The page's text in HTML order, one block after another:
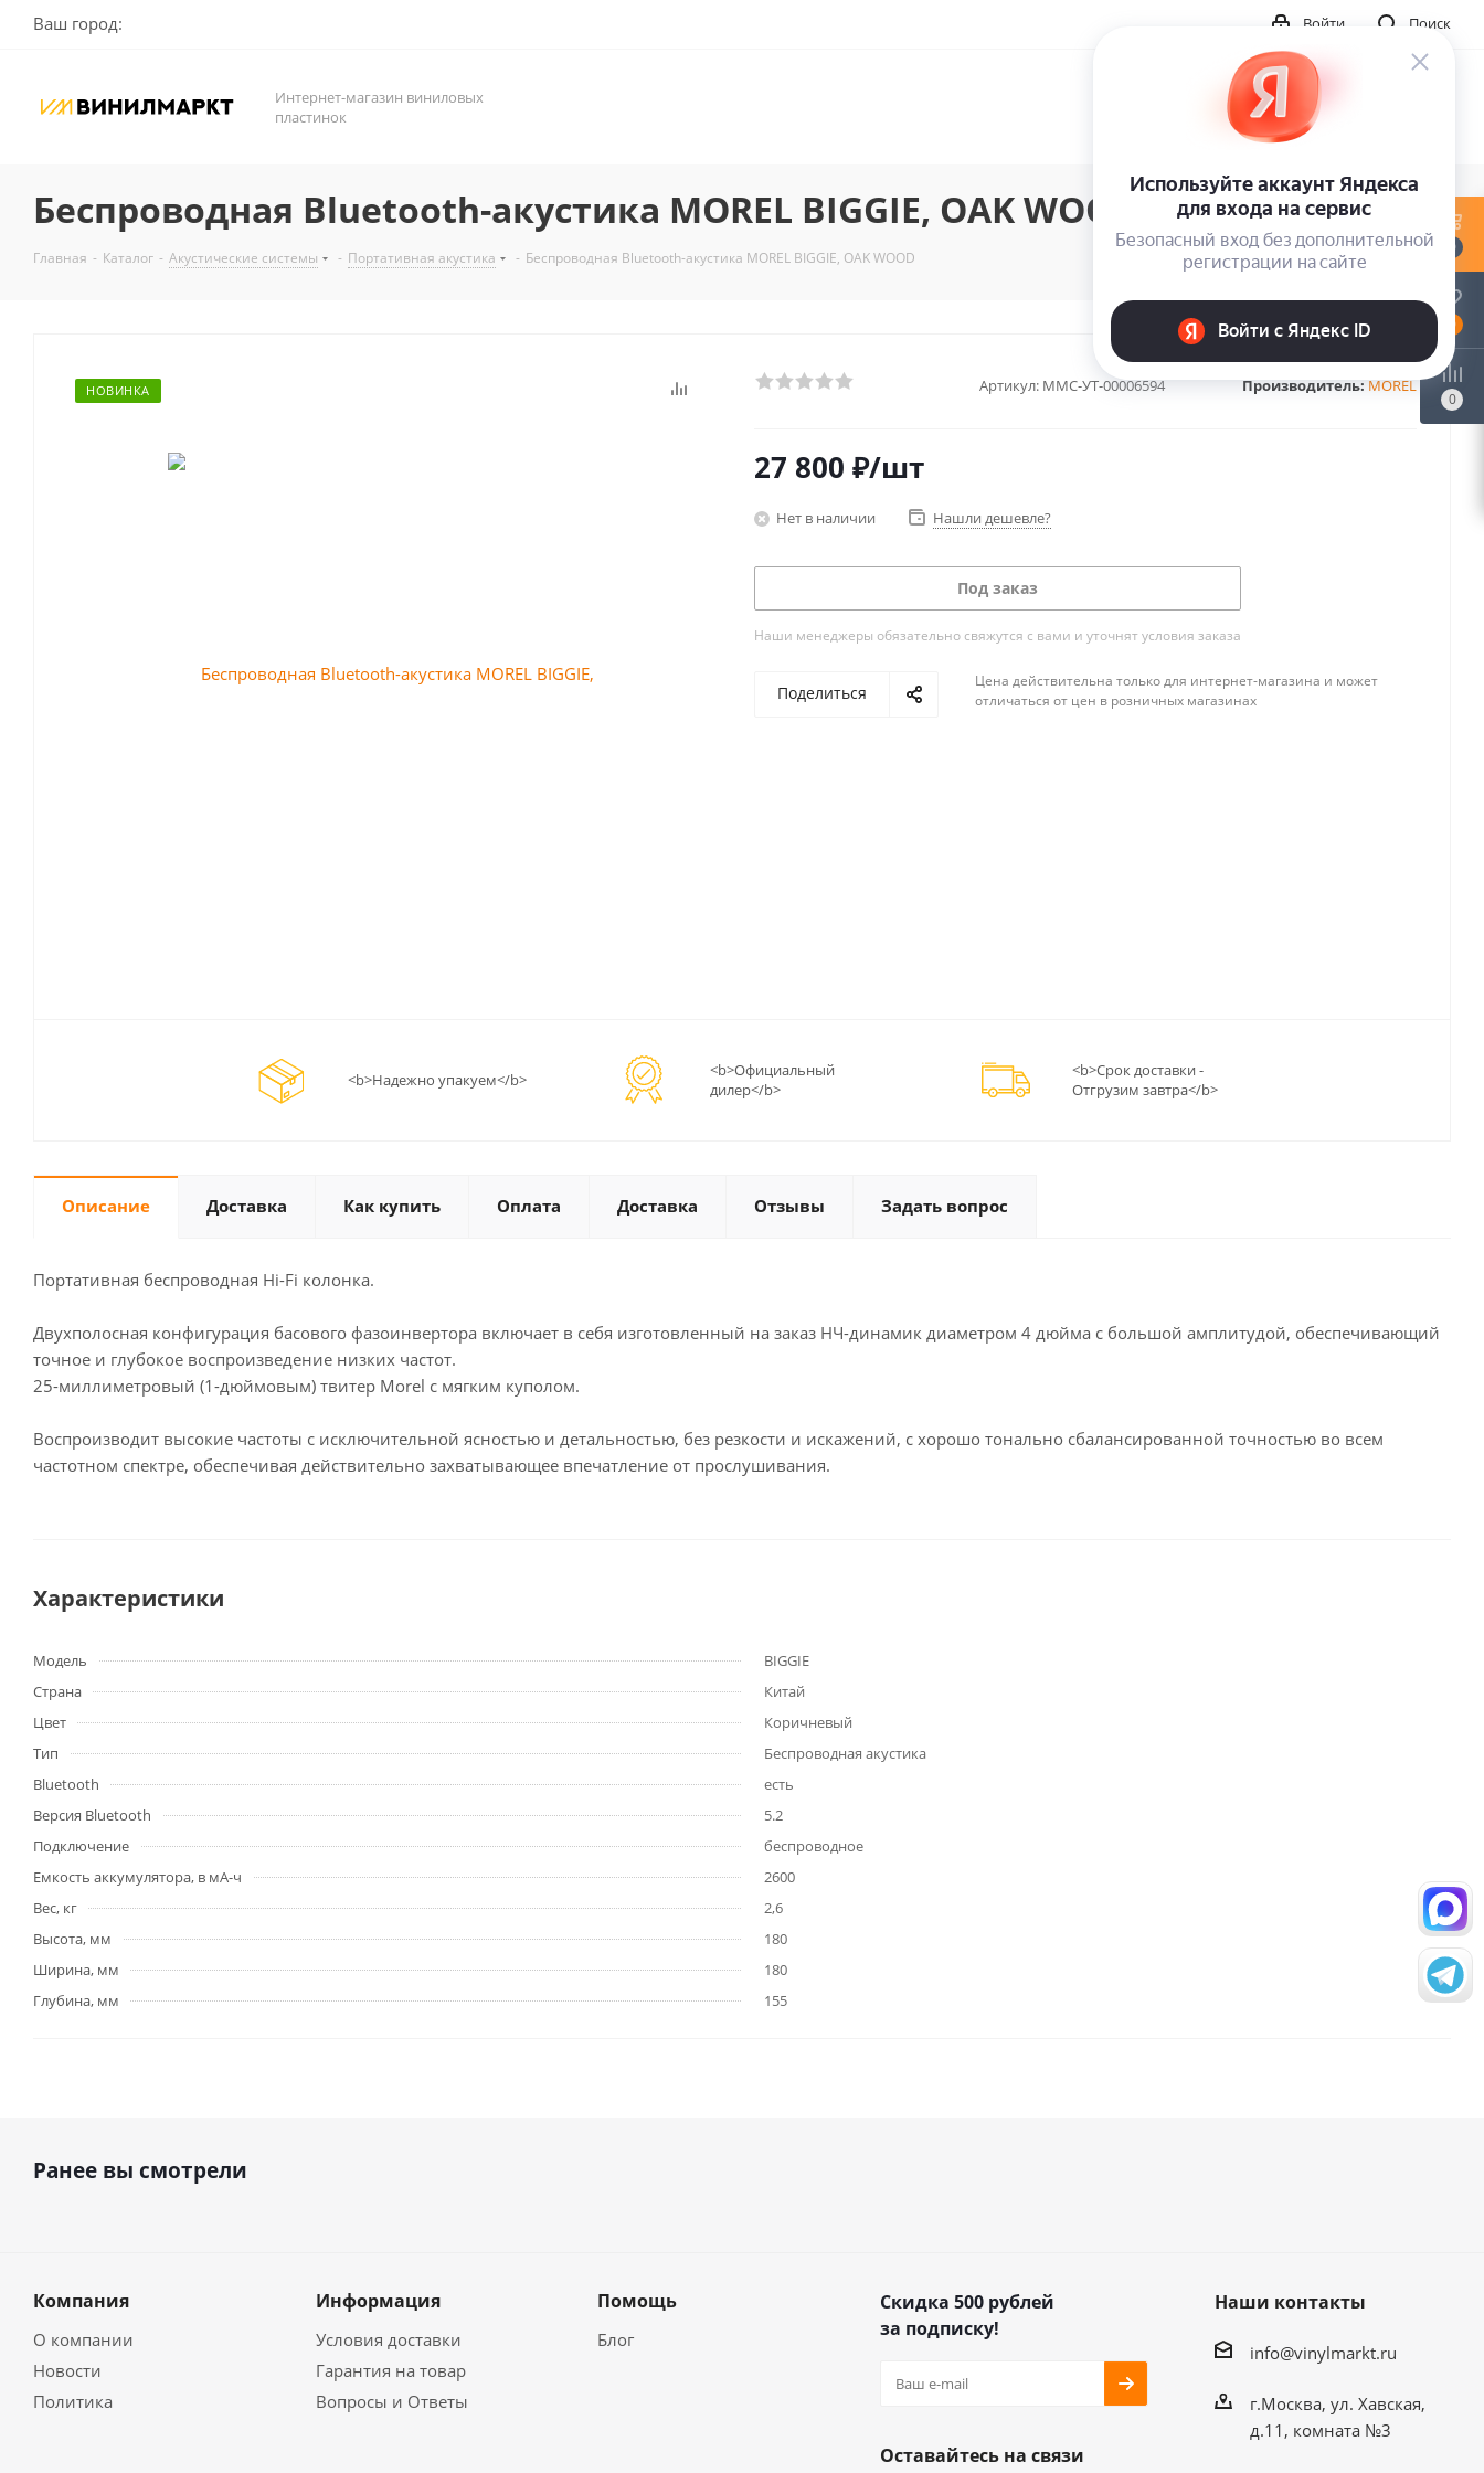
Ваш город: Поиск
Войти
Интернет-магазин виниловых
пластинок
Беспроводная Bluetooth-акустика MOREL BIGGIE, OAK WOOD
Главная - Каталог - Акустические системы - Портативная акустика - Беспроводная Bluetooth-акустика MOREL BIGGIE, OAK WOOD
НОВИНКА Артикул: MMC-УТ-00006594 Производитель:MOREL
27 800 ₽/шт
Нет в наличии Нашли дешевле?
Под заказ
Наши менеджеры обязательно свяжутся с вами и уточнят условия заказа
Поделиться
Цена действительна только для интернет-магазина и может
отличаться от цен в розничных магазинах
<b>Надежно упакуем</b>
<b>Официальный
дилер</b>
<b>Срок доставки -
Отгрузим завтра</b>
Описание Доставка Как купить Оплата Доставка Отзывы Задать вопрос
Портативная беспроводная Hi-Fi колонка.
Двухполосная конфигурация басового фазоинвертора включает в себя изготовленный на заказ НЧ-динамик диаметром 4 дюйма с большой амплитудой, обеспечивающий
точное и глубокое воспроизведение низких частот.
25-миллиметровый (1-дюймовым) твитер Morel с мягким куполом.
Воспроизводит высокие частоты с исключительной ясностью и детальностью, без резкости и искажений, с хорошо тонально сбалансированной точностью во всем
частотном спектре, обеспечивая действительно захватывающее впечатление от прослушивания.
Характеристики
Модель
BIGGIE
Страна
Китай
Цвет
Коричневый
Тип
Беспроводная акустика
Bluetooth
есть
Версия Bluetooth
5.2
Подключение
беспроводное
Емкость аккумулятора, в мА-ч
2600
Вес, кг
2,6
Высота, мм
180
Ширина, мм
180
Глубина, мм
155
Ранее вы смотрели
Компания
О компании
Новости
Политика
Информация
Условия доставки
Гарантия на товар
Вопросы и Ответы
Помощь
Блог
Скидка 500 рублей
за подписку!
Оставайтесь на связи
Наши контакты
info@vinylmarkt.ru
г.Москва, ул. Хавская,
д.11, комната №3
0
0
0